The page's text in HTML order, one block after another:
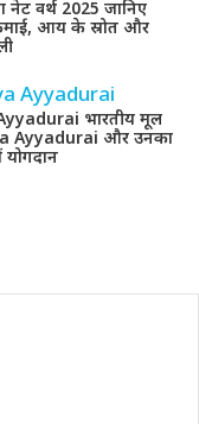
नेट वर्थ 2025 जानिए
आय के स्रोत और
भारतीय मूल
Ayyadurai और उनका
योगदान